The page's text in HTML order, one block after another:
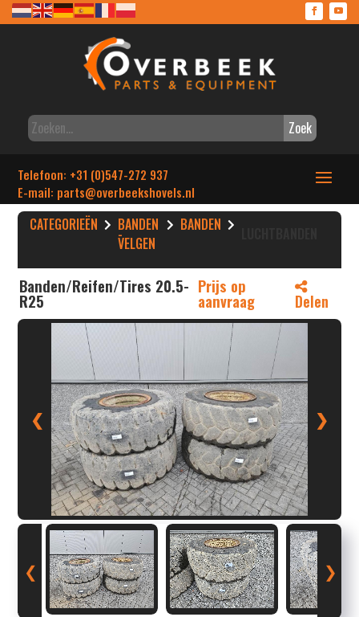
Zoek
Telefoon: +31 (0)547-272 937
E-mail: parts@overbeekshovels.nl
CATEGORIEËN BANDEN
-
VELGEN
BANDEN
Banden/Reifen/Tires 20.5-
R25
Prijs op
aanvraag Delen
❮ ❯
❮ ❯